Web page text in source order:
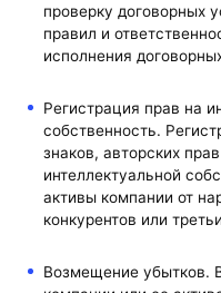
проверку договорных
правил и
исполнения
Регистрация прав на
собственность.
знаков, авторских
интеллектуальной
активы компании от
конкурентов или
Возмещение убытков.